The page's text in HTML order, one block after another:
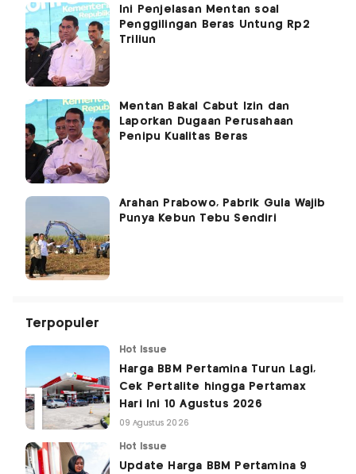
Ini Penjelasan Mentan soal
Penggilingan Beras Untung Rp2
Triliun
Mentan Bakal Cabut Izin dan
Laporkan Dugaan Perusahaan
Penipu Kualitas Beras
Arahan Prabowo, Pabrik Gula Wajib
Punya Kebun Tebu Sendiri
Terpopuler
Hot Issue
Harga BBM Pertamina Turun Lagi,
Cek Pertalite hingga Pertamax
Hari Ini 10 Agustus 2026
09 Agustus 2026
Hot Issue
Update Harga BBM Pertamina 9